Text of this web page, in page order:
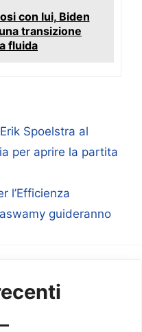
con lui, Biden
transizione
fluida
Spoelstra al
per aprire la partita
l’Efficienza
guideranno